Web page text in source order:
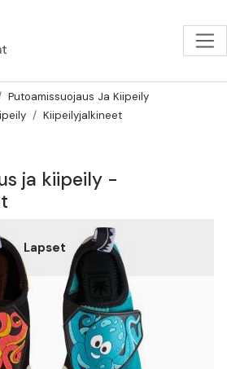
Putoamissuojaus Ja Kiipeily
Kiipeilyjalkineet
ja kiipeily -
Lapset